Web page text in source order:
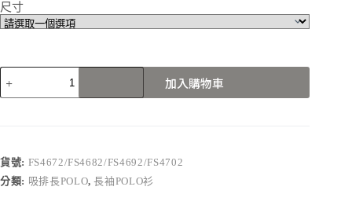
尺寸
FS4672/FS4682/FS4692/FS4702
數
加入購物車
貨號: FS4672/FS4682/FS4692/FS4702
分類: 吸排長POLO,長袖POLO衫